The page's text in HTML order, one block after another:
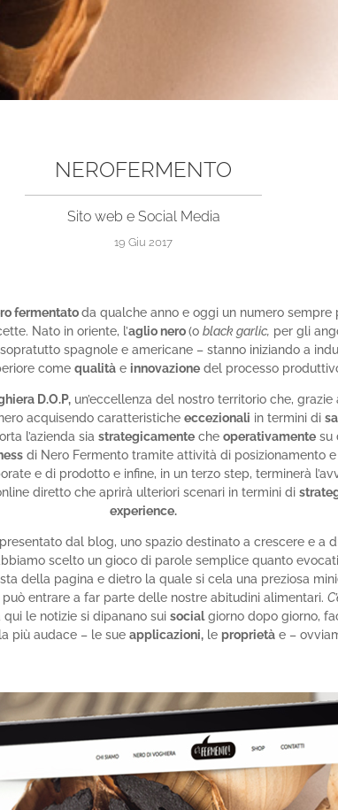
NEROFERMENTO
Sito web e Social Media
19 Giu 2017
fermentatoda qualche anno e oggi un numero sempre
Nato in oriente, l’aglio nero(o black garlic, per gli
spagnole e americane – stanno iniziando a
come qualitàe innovazionedel processo
D.O.P,un’eccellenza del nostro territorio che, grazie
acquisendo caratteristiche eccezionali in termini di
l’azienda sia strategicamenteche operativamentesu
di Nero Fermento tramite attività di posizionamento
e di prodotto e infine, in un terzo step, terminerà
diretto che aprirà ulteriori scenari in termini di
experience.
dal blog, uno spazio destinato a crescere e a
scelto un gioco di parole semplice quanto
della pagina e dietro la quale si cela una preziosa
entrare a far parte delle nostre abitudini alimentari.
le notizie si dipanano sui socialgiorno dopo giorno,
più audace – le sue applicazioni,le proprietàe –